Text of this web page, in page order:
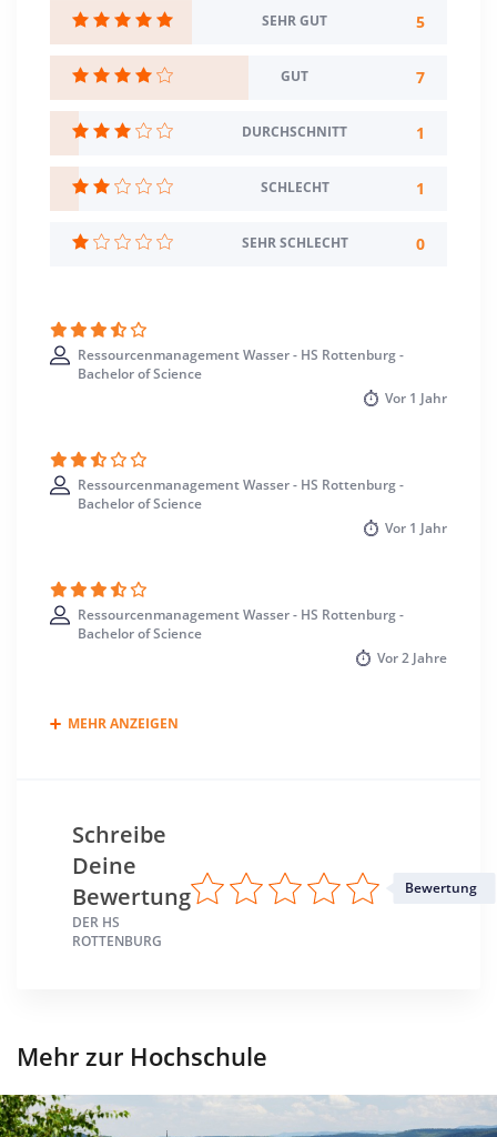
7 Semester
Sprache
Deutsch
Englisch
Studienbeginn
Wintersemester
Standort
Rottenburg am Neckar >> Tübingen
SEHR GUT 5
GUT 7
DURCHSCHNITT 1
SCHLECHT 1
SEHR SCHLECHT 0
Ressourcenmanagement Wasser - HS Rottenburg -
Bachelor of Science
Vor 1 Jahr
Ressourcenmanagement Wasser - HS Rottenburg -
Bachelor of Science
Vor 1 Jahr
Ressourcenmanagement Wasser - HS Rottenburg -
Bachelor of Science
Vor2 Jahre
MEHR ANZEIGEN
Schreibe
Deine
Bewertung
DER HS
ROTTENBURG
Bewertung
Mehr zur Hochschule